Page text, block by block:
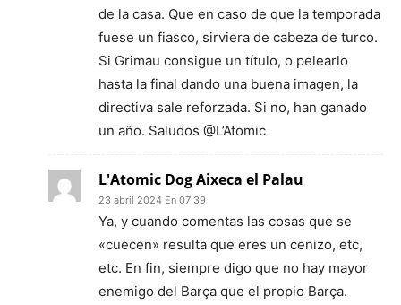
de la casa. Que en caso de que la temporada
fuese un fiasco, sirviera de cabeza de turco.
Si Grimau consigue un título, o pelearlo
hasta la final dando una buena imagen, la
directiva sale reforzada. Si no, han ganado
un año. Saludos @L’Atomic
L'Atomic Dog Aixeca el Palau
23 abril 2024 En 07:39
Ya, y cuando comentas las cosas que se
«cuecen» resulta que eres un cenizo, etc,
etc. En fin, siempre digo que no hay mayor
enemigo del Barça que el propio Barça.